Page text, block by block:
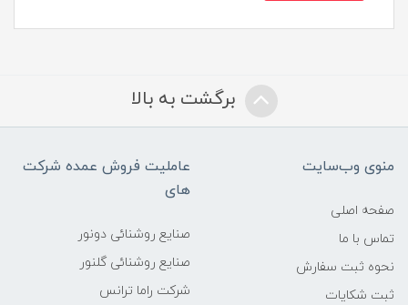
برگشت به بالا
منوی وب‌سایت
صفحه اصلی
تماس با ما
نحوه ثبت سفارش
ثبت شکایات
عاملیت فروش عمده شرکت
های
صنایع روشنائی دونور
صنایع روشنائی گلنور
شرکت راما ترانس